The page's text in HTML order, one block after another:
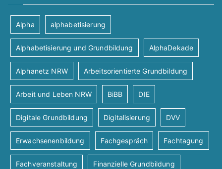
Alpha alphabetisierung
Alphabetisierung und Grundbildung AlphaDekade
Alphanetz NRW Arbeitsorientierte Grundbildung
Arbeit und Leben NRW BiBB DIE
Digitale Grundbildung Digitalisierung DVV
Erwachsenenbildung Fachgespräch Fachtagung
Fachveranstaltung Finanzielle Grundbildung